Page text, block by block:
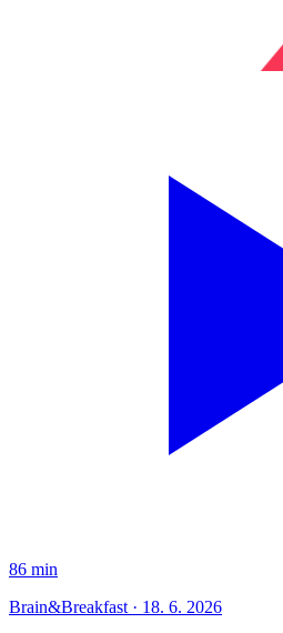
86 min
Brain&Breakfast · 18. 6. 2026